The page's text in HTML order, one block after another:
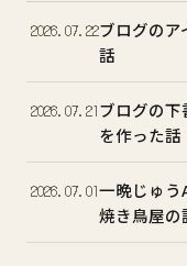
2026.07.22ブログの
話
2026.07.21ブログの
を作った話
2026.07.01一晩じゅう
焼き鳥屋の